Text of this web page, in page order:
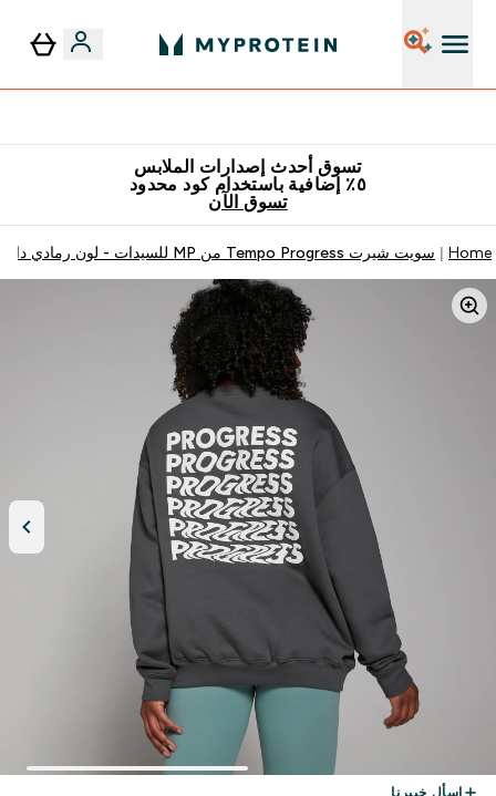
تسوق أحدث إصدارات الملابس
٥٪ إضافية باستخدام كود محدود
تسوق الآن
Home سويت شيرت Tempo Progress من MP للسيدات - لون رمادي داكن